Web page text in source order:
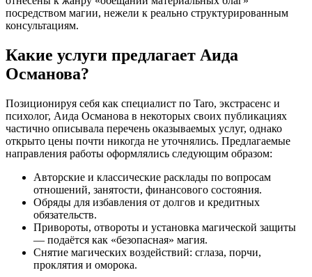
посредством магии, нежели к реально структурированным
консультациям.
Какие услуги предлагает Аида
Османова?
Позиционируя себя как специалист по Taro, экстрасенс и
психолог, Аида Османова в некоторых своих публикациях
частично описывала перечень оказываемых услуг, однако
открыто цены почти никогда не уточнялись. Предлагаемые
направления работы оформлялись следующим образом:
Авторские и классические расклады по вопросам
отношений, занятости, финансового состояния.
Обряды для избавления от долгов и кредитных
обязательств.
Привороты, отвороты и установка магической защиты
— подаётся как «безопасная» магия.
Снятие магических воздействий: сглаза, порчи,
проклятия и оморока.